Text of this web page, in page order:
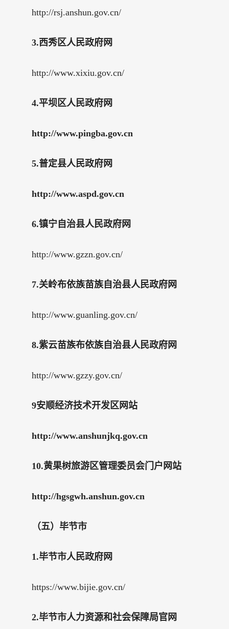
http://rsj.anshun.gov.cn/
3.西秀区人民政府网
http://www.xixiu.gov.cn/
4.平坝区人民政府网
http://www.pingba.gov.cn
5.普定县人民政府网
http://www.aspd.gov.cn
6.镇宁自治县人民政府网
http://www.gzzn.gov.cn/
7.关岭布依族苗族自治县人民政府网
http://www.guanling.gov.cn/
8.紫云苗族布依族自治县人民政府网
http://www.gzzy.gov.cn/
9安顺经济技术开发区网站
http://www.anshunjkq.gov.cn
10.黄果树旅游区管理委员会门户网站
http://hgsgwh.anshun.gov.cn
（五）毕节市
1.毕节市人民政府网
https://www.bijie.gov.cn/
2.毕节市人力资源和社会保障局官网